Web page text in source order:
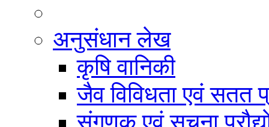
अनुसंधान लेख
कृषि वानिकी
जैव विविधता एवं सतत